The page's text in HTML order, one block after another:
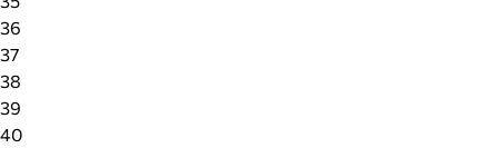
36
37
38
39
40